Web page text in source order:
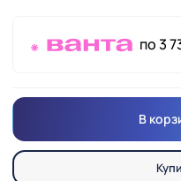
по 3
В